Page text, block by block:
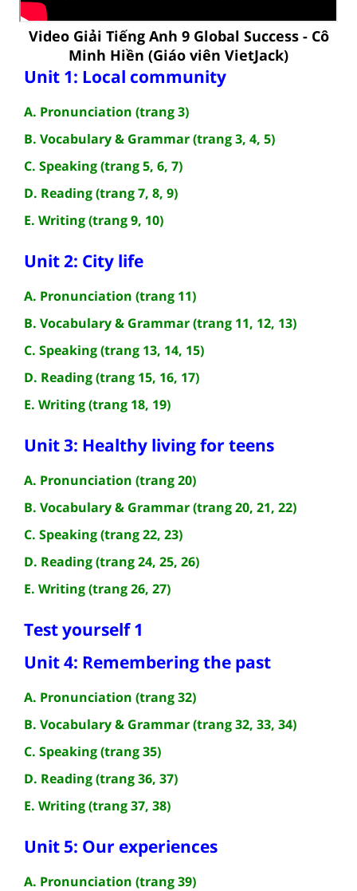
Video Giải Tiếng Anh 9 Global Success - Cô
Minh Hiền (Giáo viên VietJack)
Unit 1: Local community
A. Pronunciation (trang 3)
B. Vocabulary & Grammar (trang 3, 4, 5)
C. Speaking (trang 5, 6, 7)
D. Reading (trang 7, 8, 9)
E. Writing (trang 9, 10)
Unit 2: City life
A. Pronunciation (trang 11)
B. Vocabulary & Grammar (trang 11, 12, 13)
C. Speaking (trang 13, 14, 15)
D. Reading (trang 15, 16, 17)
E. Writing (trang 18, 19)
Unit 3: Healthy living for teens
A. Pronunciation (trang 20)
B. Vocabulary & Grammar (trang 20, 21, 22)
C. Speaking (trang 22, 23)
D. Reading (trang 24, 25, 26)
E. Writing (trang 26, 27)
Test yourself 1
Unit 4: Remembering the past
A. Pronunciation (trang 32)
B. Vocabulary & Grammar (trang 32, 33, 34)
C. Speaking (trang 35)
D. Reading (trang 36, 37)
E. Writing (trang 37, 38)
Unit 5: Our experiences
A. Pronunciation (trang 39)